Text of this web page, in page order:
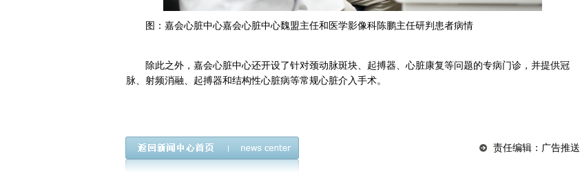
图：嘉会心脏中心嘉会心脏中心魏盟主任和医学影像科陈鹏主任研判患者病情
除此之外，嘉会心脏中心还开设了针对颈动脉斑块、起搏器、心脏康复等问题的专病门诊，并提供冠
脉、射频消融、起搏器和结构性心脏病等常规心脏介入手术。
责任编辑：广告推送